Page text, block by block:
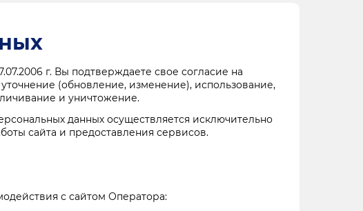
г. Вы подтверждаете свое согласие на
(обновление, изменение), использование,
и уничтожение.
данных осуществляется исключительно
сайта и предоставления сервисов.
с сайтом Оператора: